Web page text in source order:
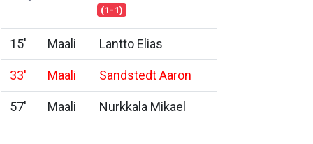
(1-1)
15' Maali Lantto Elias
33' Maali Sandstedt Aaron
57' Maali Nurkkala Mikael